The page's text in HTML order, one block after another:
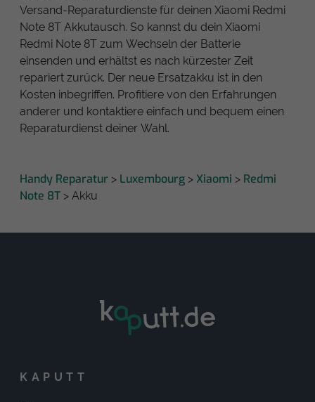
Versand-Reparaturdienste für deinen Xiaomi Redmi
Note 8T Akkutausch. So kannst du dein Xiaomi
Redmi Note 8T zum Wechseln der Batterie
einsenden und erhältst es nach kürzester Zeit
repariert zurück. Der neue Ersatzakku ist in den
Kosten inbegriffen. Profitiere von den Erfahrungen
anderer und kontaktiere einfach und bequem einen
Reparaturdienst deiner Wahl.
Handy Reparatur > Luxembourg > Xiaomi > Redmi
Note 8T > Akku
KAPUTT